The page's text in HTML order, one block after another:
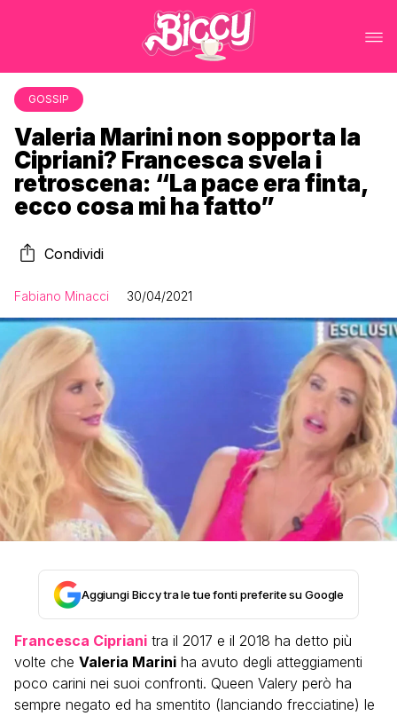
GOSSIP
Valeria Marini non sopporta la
Cipriani? Francesca svela i
retroscena: “La pace era finta,
ecco cosa mi ha fatto”
Condividi
Fabiano Minacci 30/04/2021
Aggiungi Biccy tra le tue fonti preferite su Google
Francesca Cipriani tra il 2017 e il 2018 ha detto più
volte che Valeria Marini ha avuto degli atteggiamenti
poco carini nei suoi confronti. Queen Valery però ha
sempre negato ed ha smentito (lanciando frecciatine) le